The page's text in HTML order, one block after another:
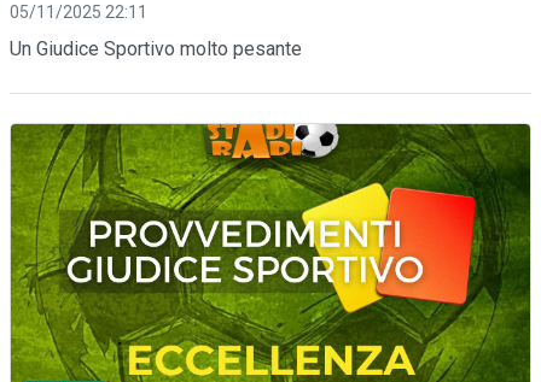
05/11/2025 22:11
Un Giudice Sportivo molto pesante